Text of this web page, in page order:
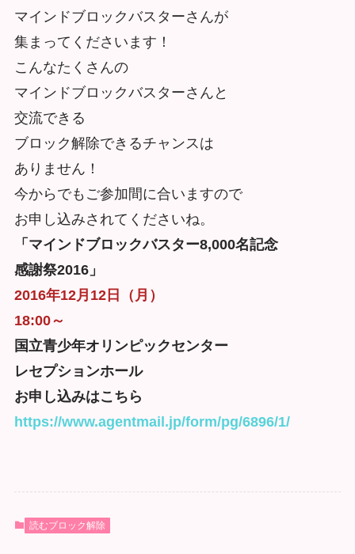
マインドブロックバスターさんが
集まってくださいます！
こんなたくさんの
マインドブロックバスターさんと
交流できる
ブロック解除できるチャンスは
ありません！
今からでもご参加間に合いますので
お申し込みされてくださいね。
「マインドブロックバスター8,000名記念
感謝祭2016」
2016年12月12日（月）
18:00～
国立青少年オリンピックセンター
レセプションホール
お申し込みはこちら
https://www.agentmail.jp/form/pg/6896/1/
読むブロック解除